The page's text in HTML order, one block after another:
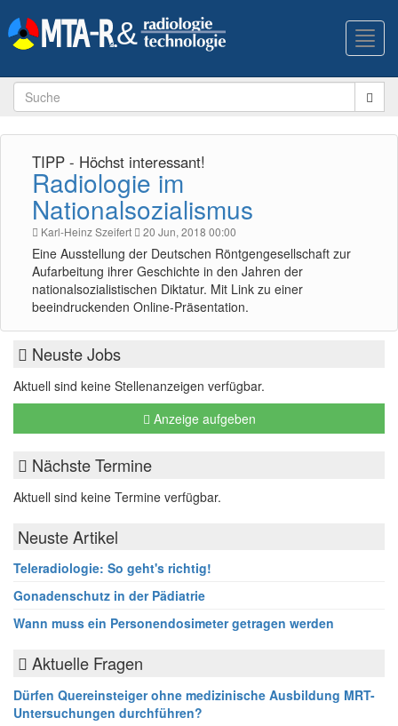
TIPP - Höchst interessant!
Radiologie im
Nationalsozialismus
Karl-Heinz Szeifert 20 Jun, 2018 00:00
Eine Ausstellung der Deutschen Röntgengesellschaft zur
Aufarbeitung ihrer Geschichte in den Jahren der
nationalsozialistischen Diktatur. Mit Link zu einer
beeindruckenden Online-Präsentation.
Neuste Jobs
Aktuell sind keine Stellenanzeigen verfügbar.
Anzeige aufgeben
Nächste Termine
Aktuell sind keine Termine verfügbar.
Neuste Artikel
Teleradiologie: So geht's richtig!
Gonadenschutz in der Pädiatrie
Wann muss ein Personendosimeter getragen werden
Aktuelle Fragen
Dürfen Quereinsteiger ohne medizinische Ausbildung MRT-
Untersuchungen durchführen?